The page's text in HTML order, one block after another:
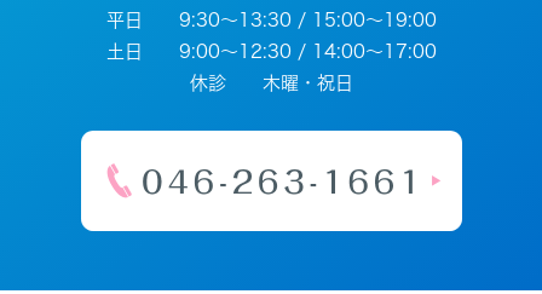
平日 9:30～13:30 / 15:00～19:00
土日 9:00～12:30 / 14:00～17:00
休診 木曜・祝日